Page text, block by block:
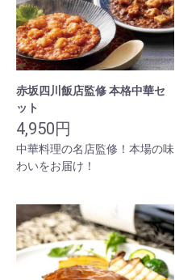
赤坂四川飯店監修 本格中華セ
ット
4,950円
中華料理の名店監修！本場の味
わいをお届け！